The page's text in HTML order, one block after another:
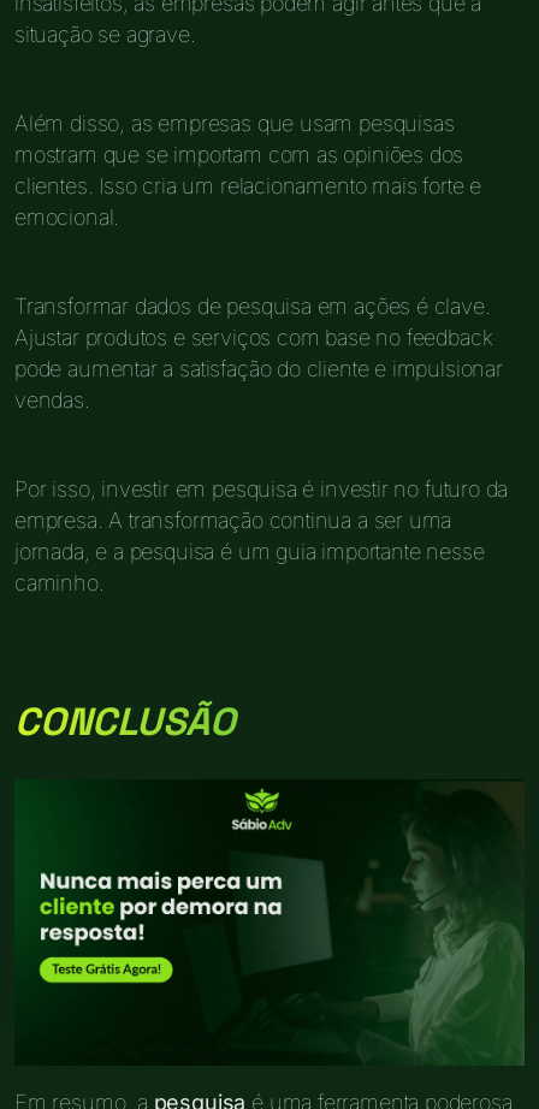
situação se agrave.
Além disso, as empresas que usam pesquisas
mostram que se importam com as opiniões dos
clientes. Isso cria um relacionamento mais forte e
emocional.
Transformar dados de pesquisa em ações é clave.
Ajustar produtos e serviços com base no feedback
pode aumentar a satisfação do cliente e impulsionar
vendas.
Por isso, investir em pesquisa é investir no futuro da
empresa. A transformação continua a ser uma
jornada, e a pesquisa é um guia importante nesse
caminho.
CONCLUSÃO
Em resumo, a pesquisa é uma ferramenta poderosa